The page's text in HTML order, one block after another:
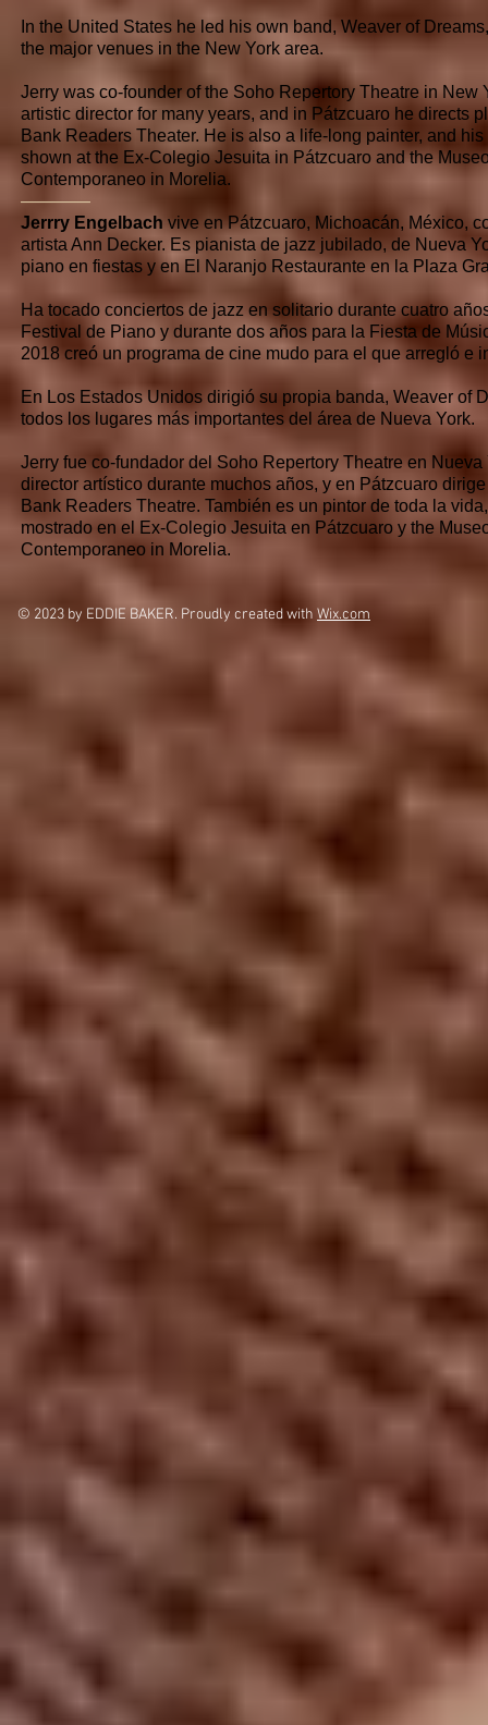
In the United States he led his own band, Weaver of
the major venues in the New York area.
Jerry was co-founder of the Soho Repertory Theatre in New
artistic director for many years, and in Pátzcuaro he directs
Bank Readers Theater. He is also a life-long painter, and
shown at the Ex-Colegio Jesuita in Pátzcuaro and the
Contemporaneo in Morelia.
————
Jerrry Engelbach vive en Pátzcuaro, Michoacán, México,
artista Ann Decker. Es pianista de jazz jubilado, de Nueva
piano en fiestas y en El Naranjo Restaurante en la Plaza
Ha tocado conciertos de jazz en solitario durante cuatro
Festival de Piano y durante dos años para la Fiesta de
2018 creó un programa de cine mudo para el que arregló e
En Los Estados Unidos dirigió su propia banda, Weaver of
todos los lugares más importantes del área de Nueva York.
Jerry fue co-fundador del Soho Repertory Theatre en Nueva
director artístico durante muchos años, y en Pátzcuaro
Bank Readers Theatre. También es un pintor de toda la
mostrado en el Ex-Colegio Jesuita en Pátzcuaro y the
Contemporaneo in Morelia.
© 2023 by EDDIE BAKER. Proudly created with Wix.com